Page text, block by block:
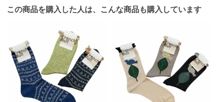
この商品を購入した人は、こんな商品も購入しています